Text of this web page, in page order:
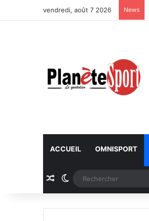
vendredi, août 7 2026 News
ACCUEIL OMNISPORT
Article Aléatoire
Switch skin